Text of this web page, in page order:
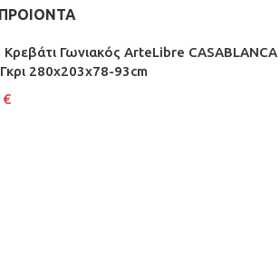
Κρεβάτι Γωνιακός ArteLibre CASABLANCA
280x203x78-93cm
€